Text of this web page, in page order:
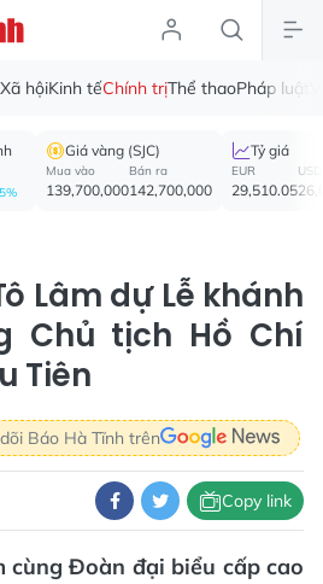
Xã hộiKinh tếChính trịThể thaoPháp luật
Giá vàng (SJC)
Mua vào
139,700,000
Bán ra
142,700,000
Tỷ giá
EUR
29,510.05
USD
Lâm dự Lễ khánh
Chủ tịch Hồ Chí
Tiên
Báo Hà Tĩnh trên
Copy link
cùng Đoàn đại biểu cấp cao